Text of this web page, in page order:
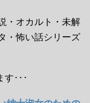
・オカルト・未解
・怖い話シリーズ
･･･